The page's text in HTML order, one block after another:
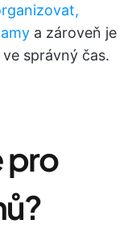
a zároveň je
správný čas.
pro